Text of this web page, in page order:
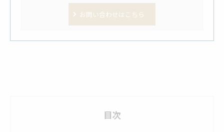
お問い合わせはこちら
目次